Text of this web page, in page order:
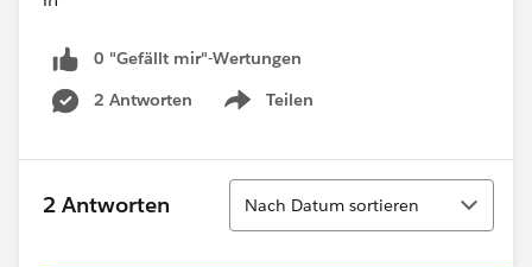
0 "Gefällt mir"-Wertungen
2 Antworten
Teilen
Show menu
2 Antworten
Sortieren
Nach Datum sortieren